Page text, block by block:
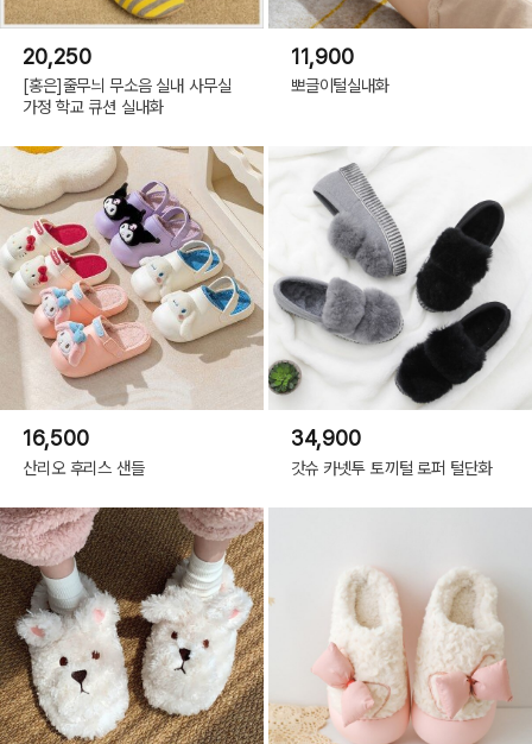
20,250
[홍은]줄무늬 무소음 실내 사무실
가정 학교 큐션 실내화
11,900
뽀글이털실내화
16,500
산리오 후리스 샌들
34,900
갓슈 카넷투 토끼털 로퍼 털단화